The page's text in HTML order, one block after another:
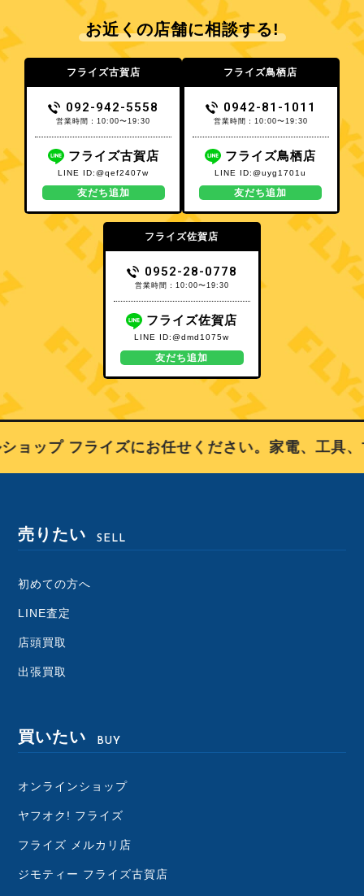
お近くの店舗に相談する!
フライズ古賀店
092-942-5558
営業時間：10:00〜19:30
フライズ古賀店
LINE ID:@qef2407w
友だち追加
フライズ鳥栖店
0942-81-1011
営業時間：10:00〜19:30
フライズ鳥栖店
LINE ID:@uyg1701u
友だち追加
フライズ佐賀店
0952-28-0778
営業時間：10:00〜19:30
フライズ佐賀店
LINE ID:@dmd1075w
友だち追加
ップ フライズにお任せください。家電、工具、
売りたい SELL
初めての方へ
LINE査定
店頭買取
出張買取
買いたい BUY
オンラインショップ
ヤフオク! フライズ
フライズ メルカリ店
ジモティー フライズ古賀店